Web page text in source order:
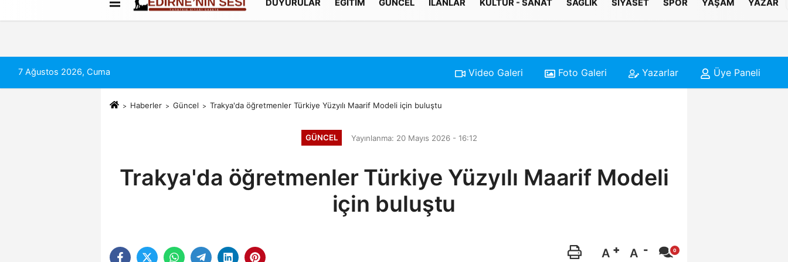
Künye İletişim Çerez Politikası
DUYURULAR EĞITIM GÜNCEL İLANLAR KÜLTÜR - SANAT SAĞLIK SIYASET SPOR YAŞAM YAZAR
7 Ağustos 2026, Cuma Video Galeri Foto Galeri Yazarlar Üye Paneli
Haberler Güncel Trakya'da öğretmenler Türkiye Yüzyılı Maarif Modeli için buluştu
GÜNCEL Yayınlanma: 20 Mayıs 2026 - 16:12
Trakya'da öğretmenler Türkiye Yüzyılı Maarif Modeli
için buluştu
A A